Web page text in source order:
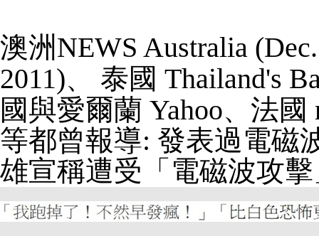
澳洲NEWS Australia
2011)、
泰國 Thailand's
國與愛爾蘭 Yahoo、 法國
等都曾報導: 發表過電磁
雄宣稱遭受 「電磁波攻